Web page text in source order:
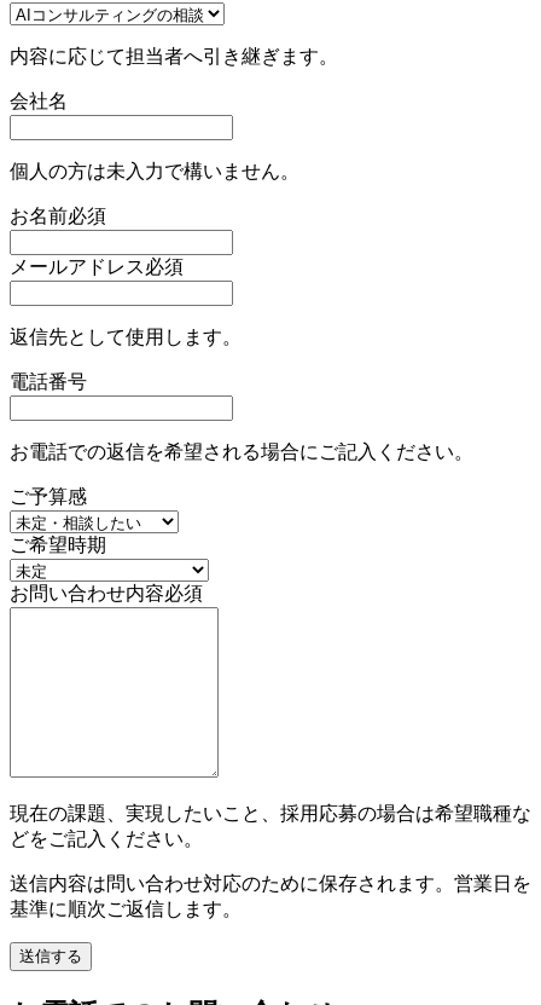
内容に応じて担当者へ引き継ぎます。
会社名
個人の方は未入力で構いません。
お名前必須
メールアドレス必須
返信先として使用します。
電話番号
お電話での返信を希望される場合にご記入ください。
ご予算感
ご希望時期
お問い合わせ内容必須
現在の課題、実現したいこと、採用応募の場合は希望職種な
どをご記入ください。
送信内容は問い合わせ対応のために保存されます。営業日を
基準に順次ご返信します。
送信する